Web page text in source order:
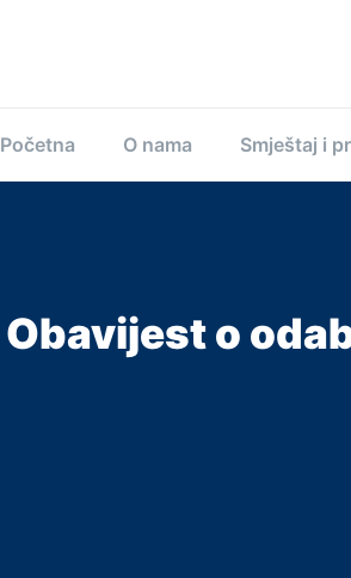
Početna O nama Smještaj i
Obavijest o